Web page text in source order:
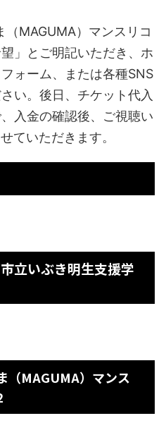
MAGUMA）マンスリコ
」とご明記いただき、ホ
ォーム、または各種SNS
い。後日、チケット代入
入金の確認後、ご視聴い
ていただきます。
立いぶき明生支援学
（MAGUMA）マンス